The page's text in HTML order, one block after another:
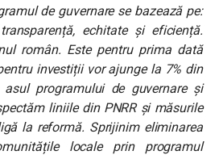
de guvernare se bazează pe:
echitate și eficiență.
român. Este pentru prima dată
investiții vor ajunge la 7% din
asul programului de guvernare și
liniile din PNRR și măsurile
la reformă. Sprijinim eliminarea
locale prin programul